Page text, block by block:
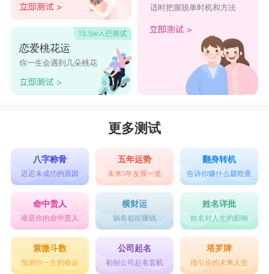
宾青 澎青 潜青 青睿
青璃 罡青 砚青
实青 岸青 瑄青 青籽
恋爱桃花运
你一生会遇到几朵桃花
适时把握脱单时机和方法
更多测试
八字称骨
迟迟未成功的原因
五年运势
未来5年发展一览
翻身转机
告诉你赚什么最吃香
命中贵人
谁是你的命中贵人
横财运
躺着都能赚钱
姓名详批
姓名对人生的影响
紫微斗数
预测你一生的命运
公司起名
初创公司起名玄机
塔罗牌
指引你的未来人生